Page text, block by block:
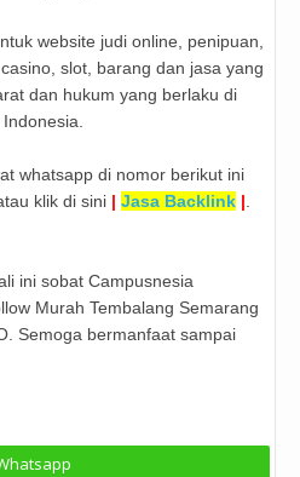
website judi online, penipuan,
slot, barang dan jasa yang
dan hukum yang berlaku di
whatsapp di nomor berikut ini
klik di sini | Jasa Backlink |
ini sobat Campusnesia
Murah Tembalang Semarang
Semoga bermanfaat sampai